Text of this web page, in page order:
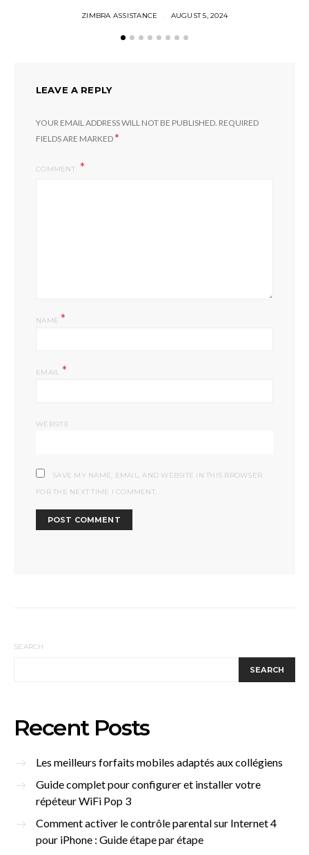
ZIMBRA ASSISTANCE AUGUST 5, 2024
LEAVE A REPLY
YOUR EMAIL ADDRESS WILL NOT BE PUBLISHED. REQUIRED
FIELDS ARE MARKED*
COMMENT
NAME*
EMAIL *
WEBSITE
SAVE MY NAME, EMAIL, AND WEBSITE IN THIS BROWSER
FOR THE NEXT TIME I COMMENT.
SEARCH
SEARCH
Recent Posts
Les meilleurs forfaits mobiles adaptés aux collégiens
Guide complet pour configurer et installer votre
répéteur WiFi Pop 3
Comment activer le contrôle parental sur Internet 4
pour iPhone : Guide étape par étape